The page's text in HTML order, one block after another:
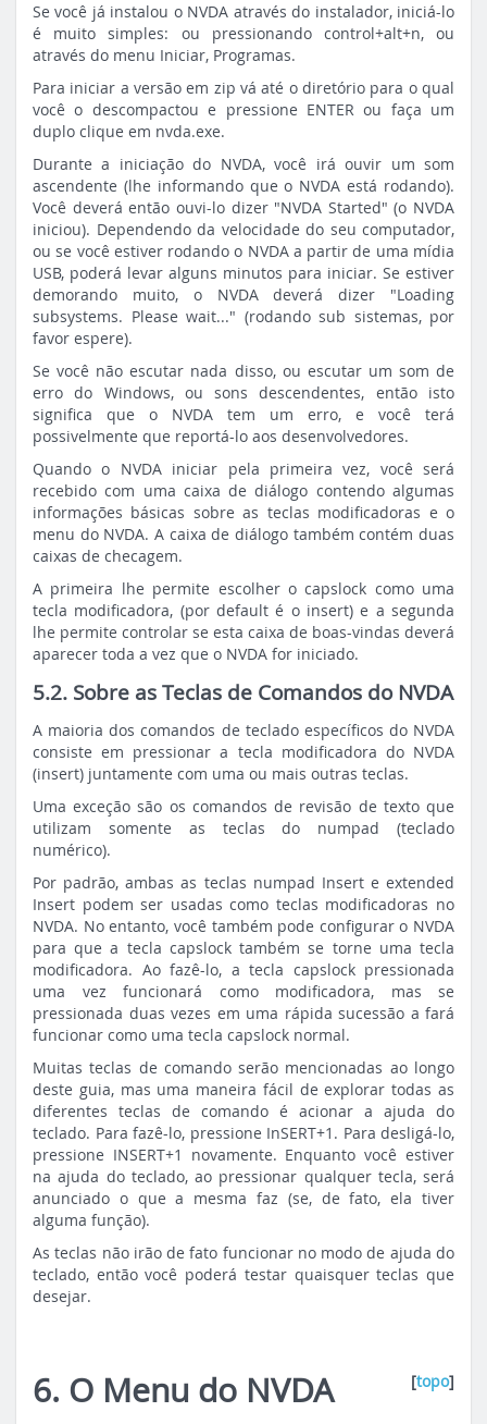
Se você já instalou o NVDA através do instalador, iniciá-lo
é muito simples: ou pressionando control+alt+n, ou
através do menu Iniciar, Programas.
Para iniciar a versão em zip vá até o diretório para o qual
você o descompactou e pressione ENTER ou faça um
duplo clique em nvda.exe.
Durante a iniciação do NVDA, você irá ouvir um som
ascendente (lhe informando que o NVDA está rodando).
Você deverá então ouvi-lo dizer "NVDA Started" (o NVDA
iniciou). Dependendo da velocidade do seu computador,
ou se você estiver rodando o NVDA a partir de uma mídia
USB, poderá levar alguns minutos para iniciar. Se estiver
demorando muito, o NVDA deverá dizer "Loading
subsystems. Please wait..." (rodando sub sistemas, por
favor espere).
Se você não escutar nada disso, ou escutar um som de
erro do Windows, ou sons descendentes, então isto
significa que o NVDA tem um erro, e você terá
possivelmente que reportá-lo aos desenvolvedores.
Quando o NVDA iniciar pela primeira vez, você será
recebido com uma caixa de diálogo contendo algumas
informações básicas sobre as teclas modificadoras e o
menu do NVDA. A caixa de diálogo também contém duas
caixas de checagem.
A primeira lhe permite escolher o capslock como uma
tecla modificadora, (por default é o insert) e a segunda
lhe permite controlar se esta caixa de boas-vindas deverá
aparecer toda a vez que o NVDA for iniciado.
5.2. Sobre as Teclas de Comandos do NVDA
A maioria dos comandos de teclado específicos do NVDA
consiste em pressionar a tecla modificadora do NVDA
(insert) juntamente com uma ou mais outras teclas.
Uma exceção são os comandos de revisão de texto que
utilizam somente as teclas do numpad (teclado
numérico).
Por padrão, ambas as teclas numpad Insert e extended
Insert podem ser usadas como teclas modificadoras no
NVDA. No entanto, você também pode configurar o NVDA
para que a tecla capslock também se torne uma tecla
modificadora. Ao fazê-lo, a tecla capslock pressionada
uma vez funcionará como modificadora, mas se
pressionada duas vezes em uma rápida sucessão a fará
funcionar como uma tecla capslock normal.
Muitas teclas de comando serão mencionadas ao longo
deste guia, mas uma maneira fácil de explorar todas as
diferentes teclas de comando é acionar a ajuda do
teclado. Para fazê-lo, pressione InSERT+1. Para desligá-lo,
pressione INSERT+1 novamente. Enquanto você estiver
na ajuda do teclado, ao pressionar qualquer tecla, será
anunciado o que a mesma faz (se, de fato, ela tiver
alguma função).
As teclas não irão de fato funcionar no modo de ajuda do
teclado, então você poderá testar quaisquer teclas que
desejar.
6. O Menu do NVDA [topo]